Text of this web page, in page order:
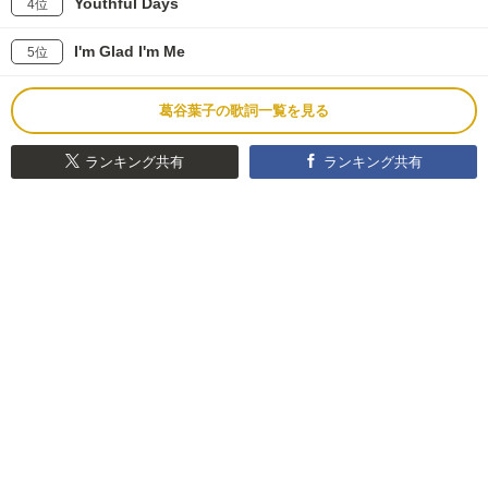
4位 Youthful Days
5位 I'm Glad I'm Me
葛谷葉子の歌詞一覧を見る
ランキング共有 ランキング共有